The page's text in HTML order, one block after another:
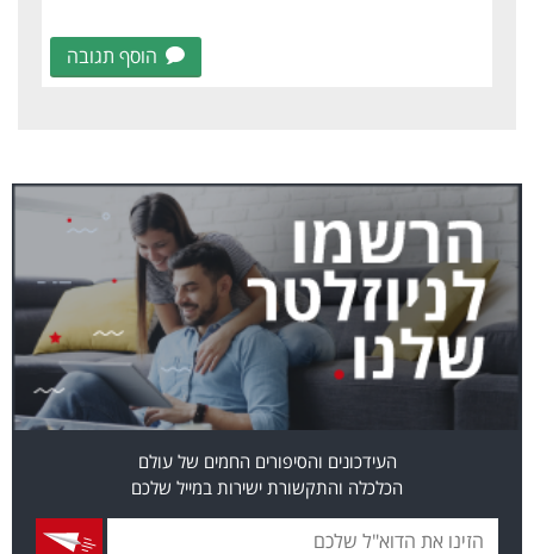
הוסף תגובה
העידכונים והסיפורים החמים של עולם
הכלכלה והתקשורת ישירות במייל שלכם